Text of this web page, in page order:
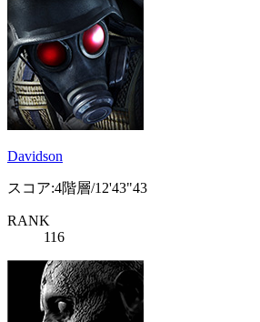
Davidson
スコア:4階層/12'43"43
RANK
116